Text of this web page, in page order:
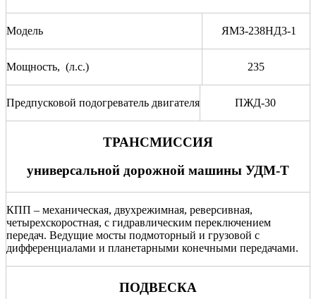
Модель ЯМЗ-238НД3-1
Мощность, (л.с.) 235
Предпусковой подогреватель двигателя ПЖД-30
ТРАНСМИССИЯ
универсальной дорожной машины УДМ-Т
КПП – механическая, двухрежимная, реверсивная,
четырехскоростная, с гидравлическим переключением
передач. Ведущие мосты подмоторный и грузовой с
дифференциалами и планетарными конечными передачами.
ПОДВЕСКА